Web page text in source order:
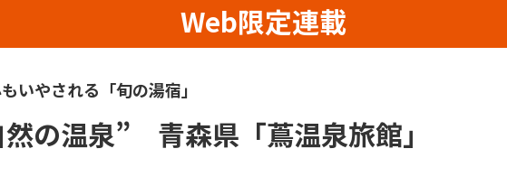
Web限定連載
やされる「旬の湯宿」
の温泉” 青森県「蔦温泉旅館」